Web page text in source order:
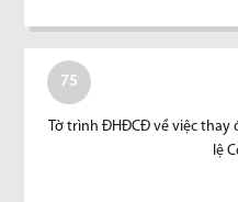
75
Tờ trình ĐHĐCĐ về việc thay
lệ